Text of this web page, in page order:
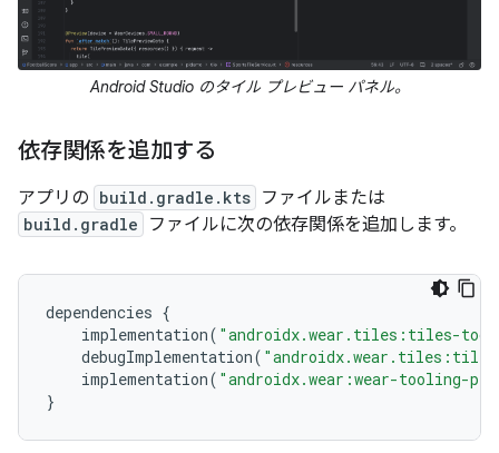
Android Studio のタイル プレビュー パネル。
依存関係を追加する
アプリの build.gradle.kts ファイルまたは
build.gradle ファイルに次の依存関係を追加します。
dependencies {
implementation( "androidx.wear.tiles:tiles-
debugImplementation(
implementation( "androidx.wear:wear-tooling-
}